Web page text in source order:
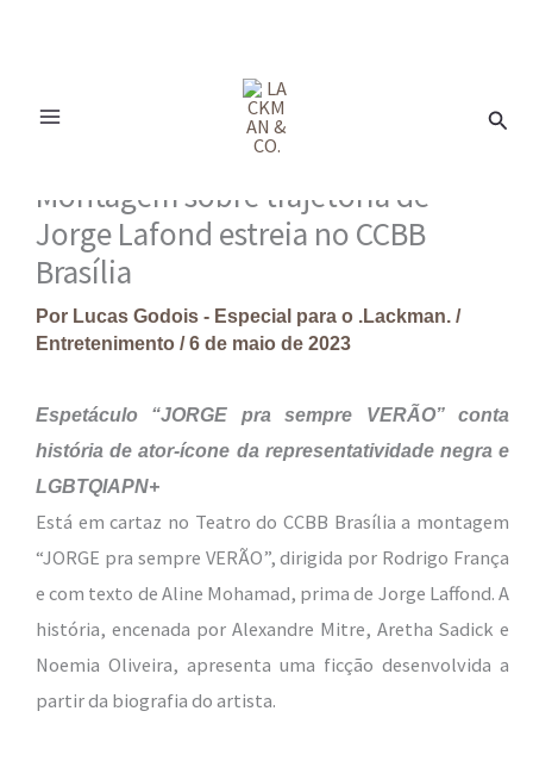
Montagem sobre trajetória de
Jorge Lafond estreia no CCBB
Brasília
Por Lucas Godois - Especial para o .Lackman. /
Entretenimento /6 de maio de 2023
Espetáculo “JORGE pra sempre VERÃO” conta
história de ator-ícone da representatividade negra e
LGBTQIAPN+
Está em cartaz no Teatro do CCBB Brasília a montagem
“JORGE pra sempre VERÃO”, dirigida por Rodrigo França
e com texto de Aline Mohamad, prima de Jorge Laffond. A
história, encenada por Alexandre Mitre, Aretha Sadick e
Noemia Oliveira, apresenta uma ficção desenvolvida a
partir da biografia do artista.